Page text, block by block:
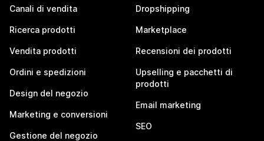
Canali di vendita
Ricerca prodotti
Vendita prodotti
Ordini e spedizioni
Design del negozio
Marketing e conversioni
Gestione del negozio
Dropshipping
Marketplace
Recensioni dei prodotti
Upselling e pacchetti di
prodotti
Email marketing
SEO